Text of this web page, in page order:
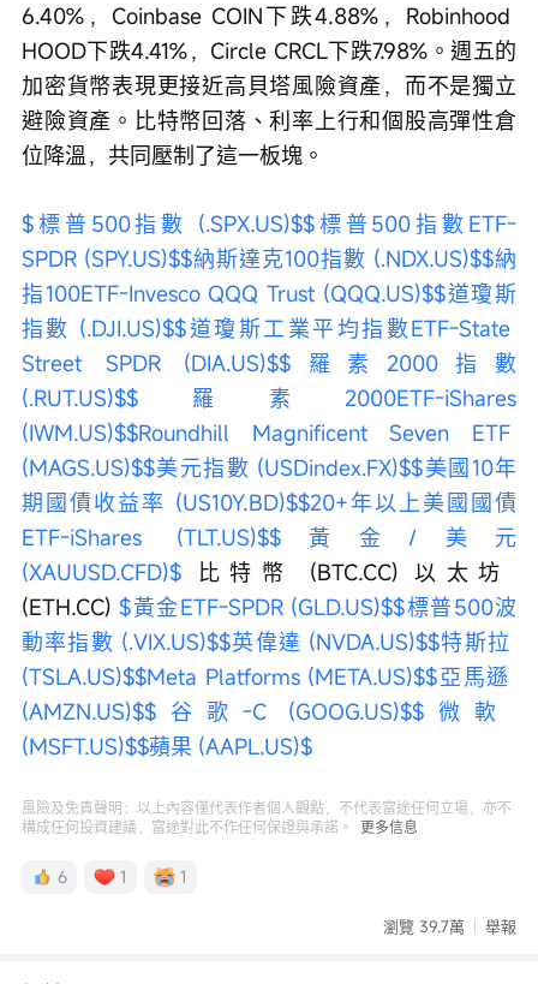
6.40%，Coinbase COIN下跌4.88%，Robinhood
HOOD下跌4.41%，Circle CRCL下跌7.98%。週五的
加密貨幣表現更接近高貝塔風險資產，而不是獨立
避險資產。比特幣回落、利率上行和個股高彈性倉
位降溫，共同壓制了這一板塊。
$標普500指數 (.SPX.US)$$標普500指數ETF-
SPDR (SPY.US)$$納斯達克100指數 (.NDX.US)$$納
指100ETF-Invesco QQQ Trust (QQQ.US)$$道瓊斯
指數 (.DJI.US)$$道瓊斯工業平均指數ETF-State
Street SPDR (DIA.US)$$羅素2000指數
(.RUT.US)$$羅素2000ETF-iShares
(IWM.US)$$Roundhill Magnificent Seven ETF
(MAGS.US)$$美元指數 (USDindex.FX)$$美國10年
期國債收益率 (US10Y.BD)$$20+年以上美國國債
ETF-iShares (TLT.US)$$黃金/美元
(XAUUSD.CFD)$ 比特幣 (BTC.CC) 以太坊
(ETH.CC) $黃金ETF-SPDR (GLD.US)$$標普500波
動率指數 (.VIX.US)$$英偉達 (NVDA.US)$$特斯拉
(TSLA.US)$$Meta Platforms (META.US)$$亞馬遜
(AMZN.US)$$谷歌-C (GOOG.US)$$微軟
(MSFT.US)$$蘋果 (AAPL.US)$
風險及免責聲明：以上內容僅代表作者個人觀點，不代表富途任何立場，亦不
構成任何投資建議，富途對此不作任何保證與承諾。
更多信息
6 1 1
瀏覽 39.7萬 舉報